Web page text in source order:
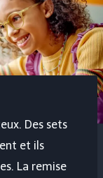
Des sets
et ils
La remise